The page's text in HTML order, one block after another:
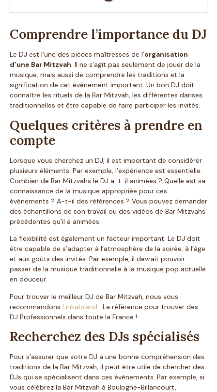
Comprendre l’importance du DJ
Le DJ est l’une des pièces maîtresses de l’organisation
d’une Bar Mitzvah. Il ne s’agit pas seulement de jouer de la
musique, mais aussi de comprendre les traditions et la
signification de cet événement important. Un bon DJ doit
connaître les rituels de la Bar Mitzvah, les différentes danses
traditionnelles et être capable de faire participer les invités.
Quelques critères à prendre en
compte
Lorsque vous cherchez un DJ, il est important de considérer
plusieurs éléments. Par exemple, l’expérience est essentielle.
Combien de Bar Mitzvahs le DJ a-t-il animées ? Quelle est sa
connaissance de la musique appropriée pour ces
événements ? A-t-il des références ? Vous pouvez demander
des échantillons de son travail ou des vidéos de Bar Mitzvahs
précédentes qu’il a animées.
La flexibilité est également un facteur important. Le DJ doit
être capable de s’adapter à l’atmosphère de la soirée, à l’âge
et aux goûts des invités. Par exemple, il devrait pouvoir
passer de la musique traditionnelle à la musique pop actuelle
en douceur.
Pour trouver le meilleur DJ de Bar Mitzvah, nous vous
recommandons Linkabrand : La référence pour trouver des
DJ Professionnels dans toute la France !
Recherchez des DJs spécialisés
Pour s’assurer que votre DJ a une bonne compréhension des
traditions de la Bar Mitzvah, il peut être utile de chercher des
DJs qui se spécialisent dans ces événements. Par exemple, si
vous célébrez la Bar Mitzvah à Boulogne-Billancourt,